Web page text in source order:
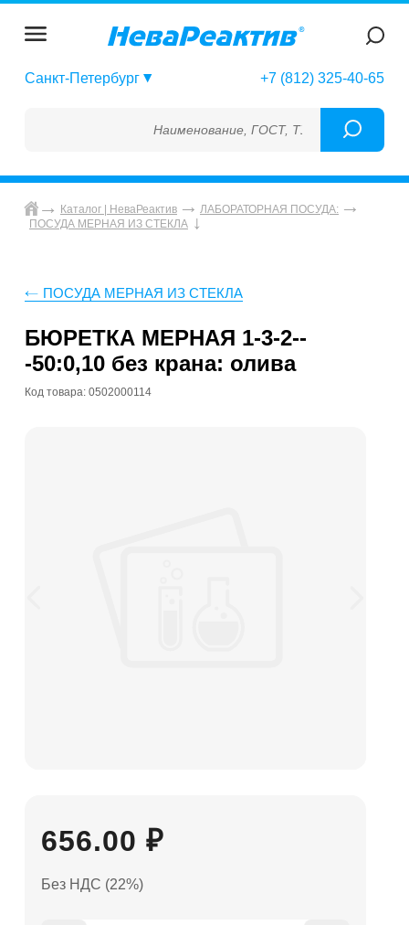
Санкт-Петербург +7 (812) 325-40-65
Наименование, ГОСТ, ТУ, ГСО, МСО, ОСО,
Каталог | НеваРеактив
ЛАБОРАТОРНАЯ ПОСУДА:
ПОСУДА МЕРНАЯ ИЗ СТЕКЛА
ПОСУДА МЕРНАЯ ИЗ СТЕКЛА
БЮРЕТКА МЕРНАЯ 1-3-2--
-50:0,10 без крана: олива
Код товара: 0502000114
656.00 ₽
Без НДС (22%)